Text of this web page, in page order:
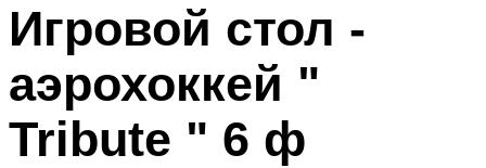
Игровой стол -
аэрохоккей "
Tribute " 6 ф